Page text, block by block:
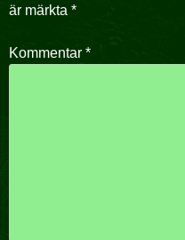
är märkta *
Kommentar *